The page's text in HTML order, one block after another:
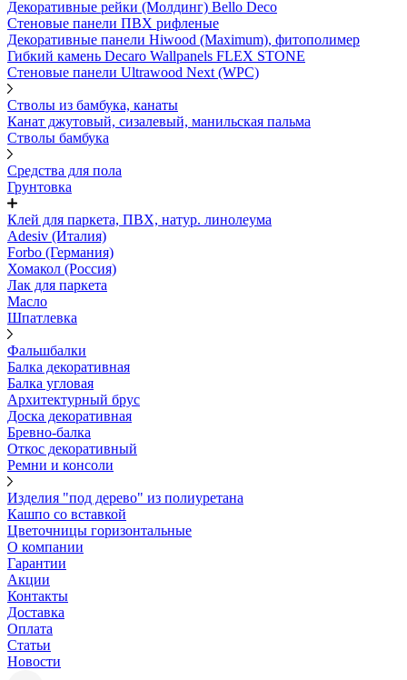
Декоративные рейки (Молдинг) Bello Deco
Стеновые панели ПВХ рифленые
Декоративные панели Hiwood (Maximum), фитополимер
Гибкий камень Decaro Wallpanels FLEX STONE
Стеновые панели Ultrawood Next (WPC)
Стволы из бамбука, канаты
Канат джутовый, сизалевый, манильская пальма
Стволы бамбука
Средства для пола
Грунтовка
Клей для паркета, ПВХ, натур. линолеума
Adesiv (Италия)
Forbo (Германия)
Хомакол (Россия)
Лак для паркета
Масло
Шпатлевка
Фальшбалки
Балка декоративная
Балка угловая
Архитектурный брус
Доска декоративная
Бревно-балка
Откос декоративный
Ремни и консоли
Изделия "под дерево" из полиуретана
Кашпо со вставкой
Цветочницы горизонтальные
О компании
Гарантии
Акции
Контакты
Доставка
Оплата
Статьи
Новости